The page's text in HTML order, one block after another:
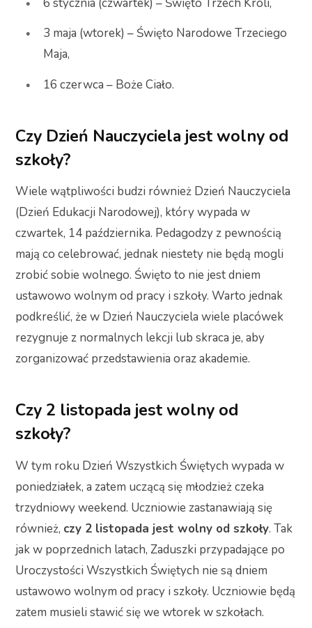
3 maja (wtorek) – Święto Narodowe Trzeciego
Maja,
16 czerwca – Boże Ciało.
Czy Dzień Nauczyciela jest wolny od
szkoły?
Wiele wątpliwości budzi również Dzień Nauczyciela
(Dzień Edukacji Narodowej), który wypada w
czwartek, 14 października. Pedagodzy z pewnością
mają co celebrować, jednak niestety nie będą mogli
zrobić sobie wolnego. Święto to nie jest dniem
ustawowo wolnym od pracy i szkoły. Warto jednak
podkreślić, że w Dzień Nauczyciela wiele placówek
rezygnuje z normalnych lekcji lub skraca je, aby
zorganizować przedstawienia oraz akademie.
Czy 2 listopada jest wolny od
szkoły?
W tym roku Dzień Wszystkich Świętych wypada w
poniedziałek, a zatem uczącą się młodzież czeka
trzydniowy weekend. Uczniowie zastanawiają się
również, czy 2 listopada jest wolny od szkoły. Tak
jak w poprzednich latach, Zaduszki przypadające po
Uroczystości Wszystkich Świętych nie są dniem
ustawowo wolnym od pracy i szkoły. Uczniowie będą
zatem musieli stawić się we wtorek w szkołach.